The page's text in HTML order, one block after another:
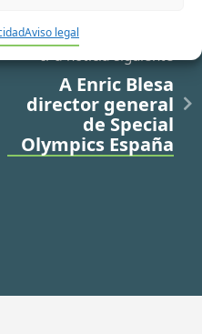
Aviso legal
Ir a noticia siguiente
A Enric Blesa
director general
de Special
Olympics España